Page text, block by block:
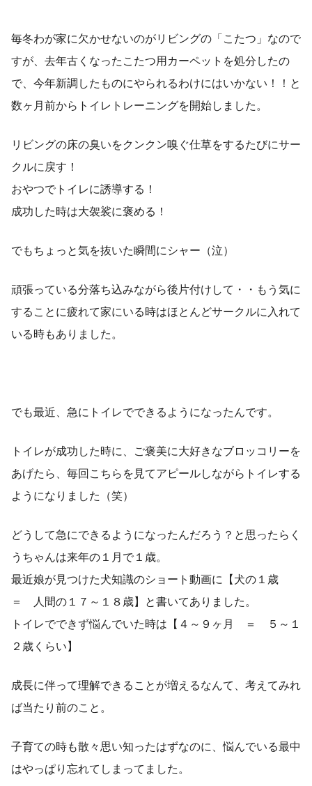
毎冬わが家に欠かせないのがリビングの「こたつ」なので
すが、去年古くなったこたつ用カーペットを処分したの
で、今年新調したものにやられるわけにはいかない！！と
数ヶ月前からトイレトレーニングを開始しました。
リビングの床の臭いをクンクン嗅ぐ仕草をするたびにサー
クルに戻す！
おやつでトイレに誘導する！
成功した時は大袈裟に褒める！
でもちょっと気を抜いた瞬間にシャー（泣）
頑張っている分落ち込みながら後片付けして・・もう気に
することに疲れて家にいる時はほとんどサークルに入れて
いる時もありました。
でも最近、急にトイレでできるようになったんです。
トイレが成功した時に、ご褒美に大好きなブロッコリーを
あげたら、毎回こちらを見てアピールしながらトイレする
ようになりました（笑）
どうして急にできるようになったんだろう？と思ったらく
うちゃんは来年の１月で１歳。
最近娘が見つけた犬知識のショート動画に【犬の１歳
＝ 人間の１７～１８歳】と書いてありました。
トイレでできず悩んでいた時は【４～９ヶ月 ＝ ５～１
２歳くらい】
成長に伴って理解できることが増えるなんて、考えてみれ
ば当たり前のこと。
子育ての時も散々思い知ったはずなのに、悩んでいる最中
はやっぱり忘れてしまってました。